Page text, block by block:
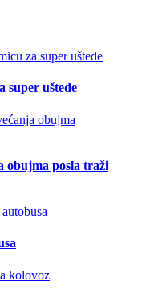
super uštede
obujma posla traži